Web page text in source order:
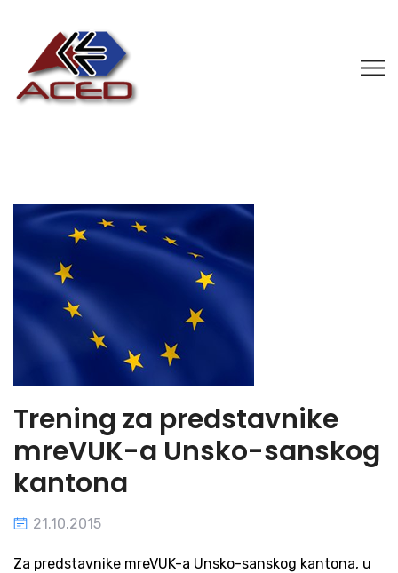
Trening za predstavnike
mreVUK-a Unsko-sanskog
kantona
21.10.2015
Za predstavnike mreVUK-a Unsko-sanskog kantona, u